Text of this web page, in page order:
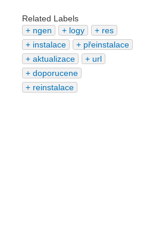
Related Labels
ngen
logy
res
instalace
přeinstalace
aktualizace
url
doporucene
reinstalace